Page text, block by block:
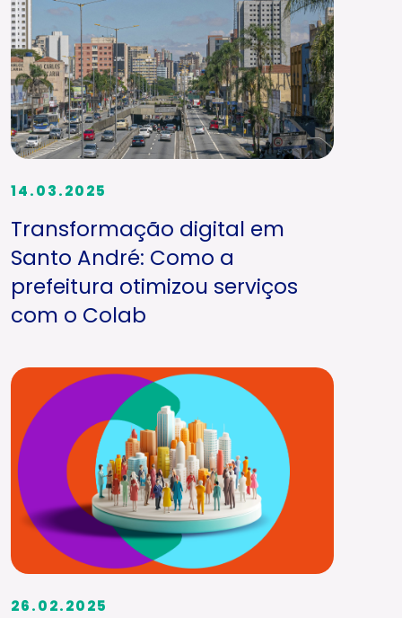
14.03.2025
Transformação digital em
Santo André: Como a
prefeitura otimizou serviços
com o Colab
26.02.2025